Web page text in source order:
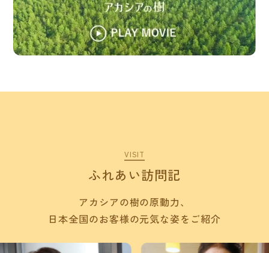
VISIT
ふれあい訪問記
アカシアの樹の原動力、
日本全国のお客様の元気な姿をご紹介